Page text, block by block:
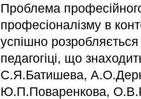
Проблема
професіоналізму в
успішно розробляється
педагогіці, що
С.Я.Батишева,
Ю.П.Поваренкова,